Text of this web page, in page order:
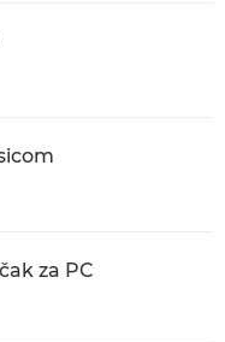
za PC